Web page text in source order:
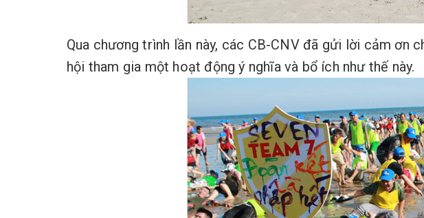
Qua chương trình lần này, các CB-CNV đã gửi lời cảm
hội tham gia một hoạt động ý nghĩa và bổ ích như thế này.